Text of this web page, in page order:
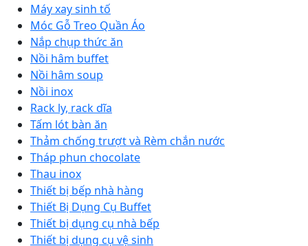
Máy xay sinh tố
Móc Gỗ Treo Quần Áo
Nắp chụp thức ăn
Nồi hâm buffet
Nồi hâm soup
Nồi inox
Rack ly, rack dĩa
Tấm lót bàn ăn
Thảm chống trượt và Rèm chắn nước
Tháp phun chocolate
Thau inox
Thiết bị bếp nhà hàng
Thiết Bị Dụng Cụ Buffet
Thiết bị dụng cụ nhà bếp
Thiết bị dụng cụ vệ sinh